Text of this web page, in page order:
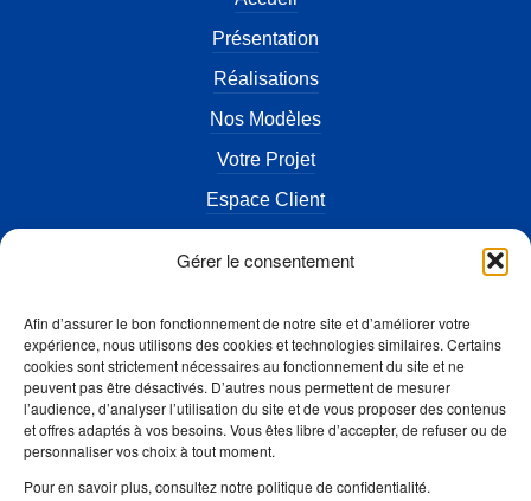
Gérer le consentement
Afin d’assurer le bon fonctionnement de notre site et d’améliorer votre
expérience, nous utilisons des cookies et technologies similaires. Certains
cookies sont strictement nécessaires au fonctionnement du site et ne
peuvent pas être désactivés. D’autres nous permettent de mesurer
l’audience, d’analyser l’utilisation du site et de vous proposer des contenus
et offres adaptés à vos besoins. Vous êtes libre d’accepter, de refuser ou de
personnaliser vos choix à tout moment.
Pour en savoir plus, consultez notre politique de confidentialité.
Présentation
Réalisations
Nos Modèles
Votre Projet
Espace Client
Actualités
FAQ
Contact
Mentions légales
Accès Artisan